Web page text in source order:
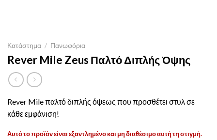
Κατάστημα / Πανωφόρια
Rever Mile Zeus Παλτό Διπλής Όψης
Rever Mile παλτό διπλής όψεως που προσθέτει στυλ σε
κάθε εμφάνιση!
Αυτό το προϊόν είναι εξαντλημένο και μη διαθέσιμο αυτή τη στιγμή.